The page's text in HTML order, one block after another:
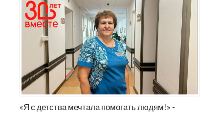
«Я с детства мечтала помогать людям!» -